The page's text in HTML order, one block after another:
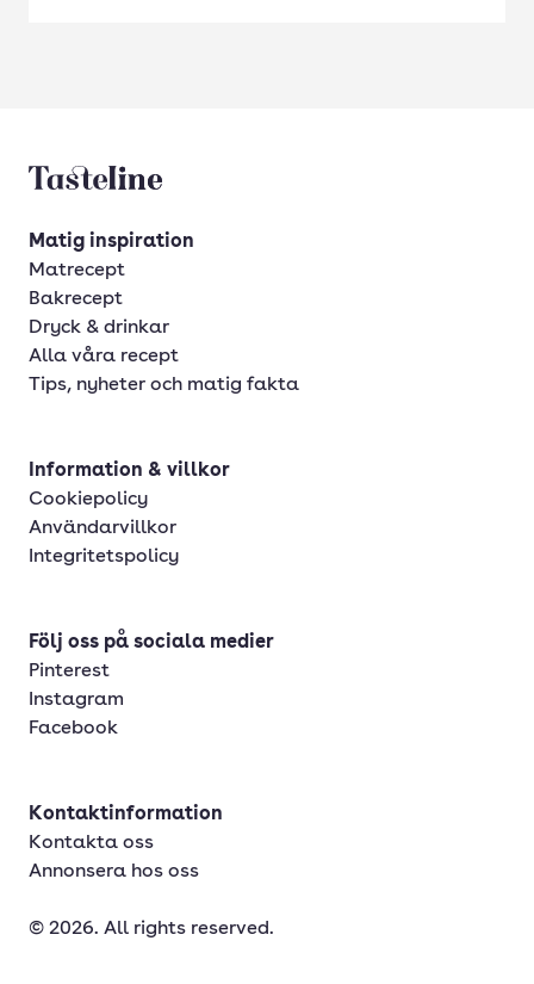
Tasteline startsida
Matig inspiration
Matrecept
Bakrecept
Dryck & drinkar
Alla våra recept
Tips, nyheter och matig fakta
Information & villkor
Cookiepolicy
Användarvillkor
Integritetspolicy
Följ oss på sociala medier
Pinterest
Instagram
Facebook
Kontaktinformation
Kontakta oss
Annonsera hos oss
© 2026. All rights reserved.